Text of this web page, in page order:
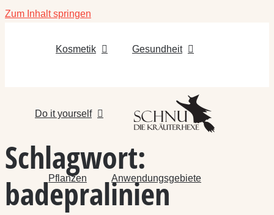
Zum Inhalt springen
Kosmetik Gesundheit
Do it yourself
Pflanzen Anwendungsgebiete
Schlagwort:
badepralinien